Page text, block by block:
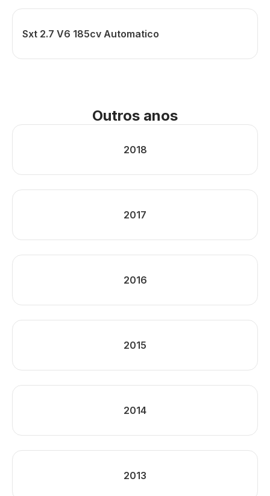
Sxt 2.7 V6 185cv Automatico
Outros anos
2018
2017
2016
2015
2014
2013